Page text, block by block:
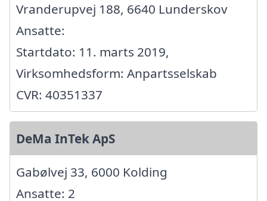
Vranderupvej 188, 6640 Lunderskov
Ansatte:
Startdato: 11. marts 2019,
Virksomhedsform: Anpartsselskab
CVR: 40351337
DeMa InTek ApS
Gabølvej 33, 6000 Kolding
Ansatte: 2